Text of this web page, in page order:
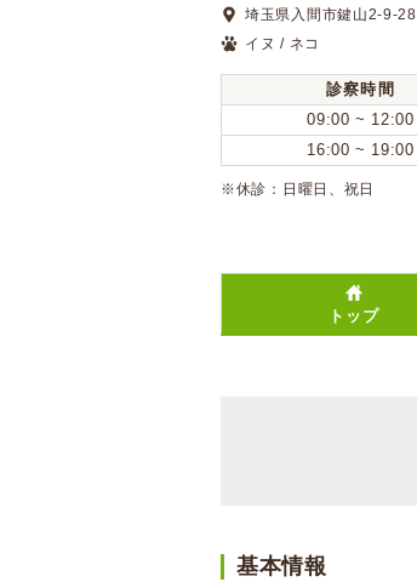
埼玉県入間市鍵山2-9-28
イヌ / ネコ
診察時間
09:00 ~ 12:00
16:00 ~ 19:00
※休診：日曜日、祝日
トップ
基本情報